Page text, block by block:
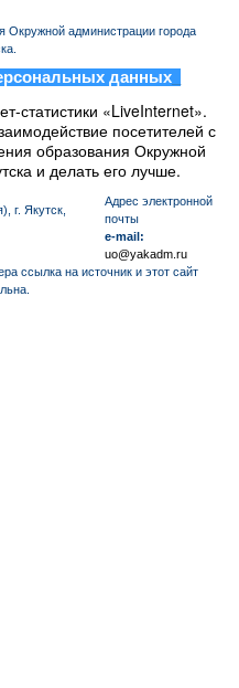
Окружной администрации города
данных
статистики «LiveInternet».
посетителей с
образования Окружной
и делать его лучше.
г. Якутск,
Aдрес электронной
почты
e-mail:
uo@yakadm.ru
ссылка на источник и этот сайт